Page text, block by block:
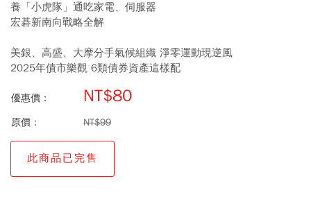
養「小虎隊」通吃家電、伺服器
宏碁新南向戰略全解
美銀、高盛、大摩分手氣候組織 淨零運動現逆風
2025年債市樂觀 6類債券資產這樣配
優惠價： NT$80
原價： NT$99
此商品已完售